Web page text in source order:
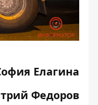
Елагина
Федоров